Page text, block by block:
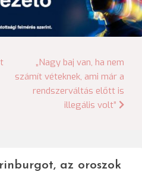
„Nagy baj van, ha nem
számít véteknek, ami már a
rendszerváltás előtt is
illegális volt”
az oroszok